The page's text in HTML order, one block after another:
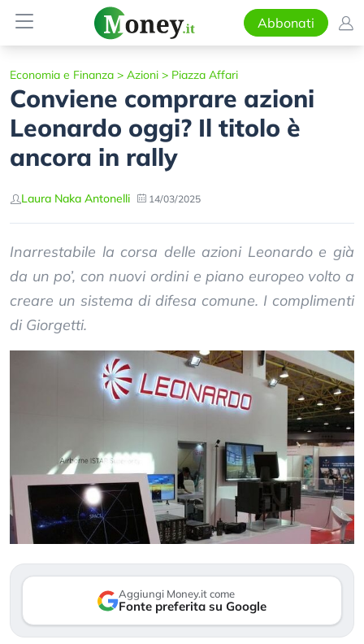
Abbonati
Economia e Finanza > Azioni > Piazza Affari
Conviene comprare azioni
Leonardo oggi? Il titolo è
ancora in rally
Laura Naka Antonelli 14/03/2025
Inarrestabile la corsa delle azioni Leonardo e già
da un po’, con nuovi ordini e piano europeo volto a
creare un sistema di difesa comune. I complimenti
di Giorgetti.
Aggiungi Money.it come
Fonte preferita su Google